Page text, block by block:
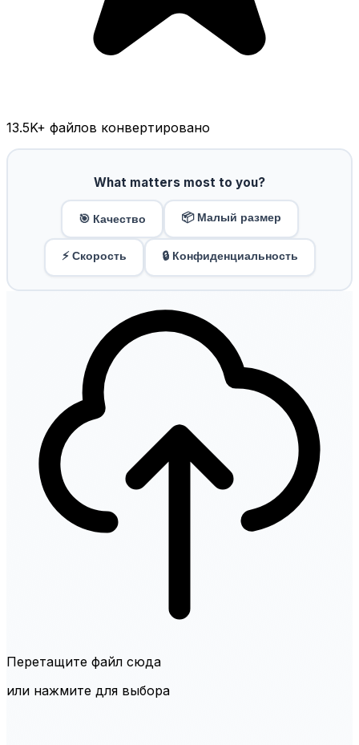
13.5K+ файлов конвертировано
What matters most to you?
🎯 Качество 📦 Малый размер
⚡ Скорость 🔒 Конфиденциальность
Перетащите файл сюда
или нажмите для выбора